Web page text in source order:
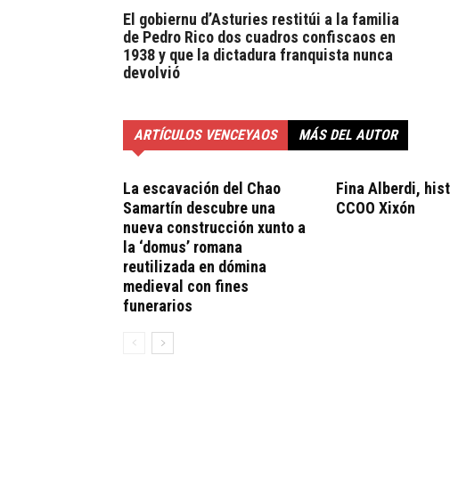
El gobiernu d’Asturies restitúi a la familia
de Pedro Rico dos cuadros confiscaos en
1938 y que la dictadura franquista nunca
devolvió
ARTÍCULOS VENCEYAOS MÁS DEL AUTOR
La escavación del Chao
Samartín descubre una
nueva construcción xunto a
la ‘domus’ romana
reutilizada en dómina
medieval con fines
funerarios
Fina Alberdi,
CCOO Xixón